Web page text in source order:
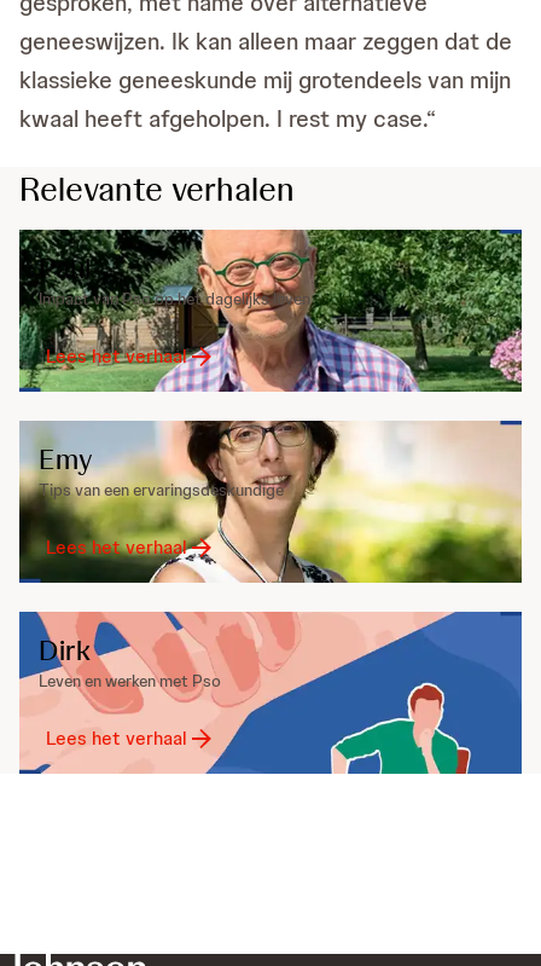
geneeswijzen. Ik kan alleen maar zeggen dat de
klassieke geneeskunde mij grotendeels van mijn
kwaal heeft afgeholpen. I rest my case.“
Relevante verhalen
Paul
Impact van Pso op het dagelijks leven
Lees het verhaal
Emy
Tips van een ervaringsdeskundige
Lees het verhaal
Dirk
Leven en werken met Pso
Lees het verhaal